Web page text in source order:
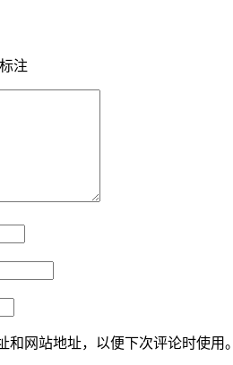
标注
网站地址，以便下次评论时使用。